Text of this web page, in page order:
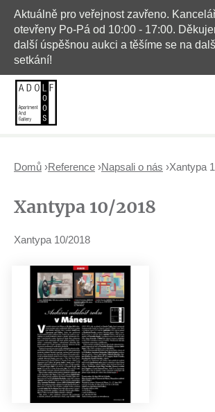
Aktuálně pro veřejnost zavřeno.
otevřeny Po-Pá od 10:00 - 17:00.
další úspěšnou aukci a těšíme se na
setkání!
s
e
Domů ›Reference ›Napsali o nás ›Xantypa
Xantypa 10/2018
Xantypa 10/2018